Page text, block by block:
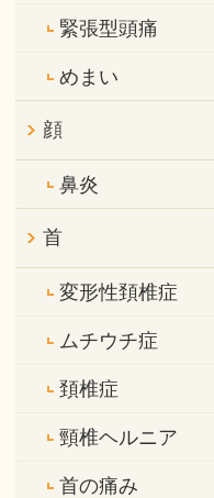
緊張型頭痛
めまい
顔
鼻炎
首
変形性頚椎症
ムチウチ症
頚椎症
頸椎ヘルニア
首の痛み